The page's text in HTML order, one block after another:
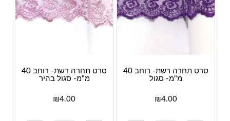
סרט תחרה רשת- רוחב 40
מ"מ- סגול
₪4.00
סרט תחרה רשת- רוחב 40
מ"מ- סגול בהיר
₪4.00